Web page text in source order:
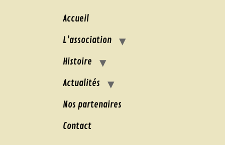
Accueil
L’association
Histoire
Actualités
Nos partenaires
Contact